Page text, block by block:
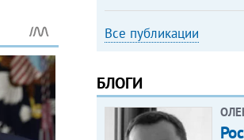
Все публикации
БЛОГИ